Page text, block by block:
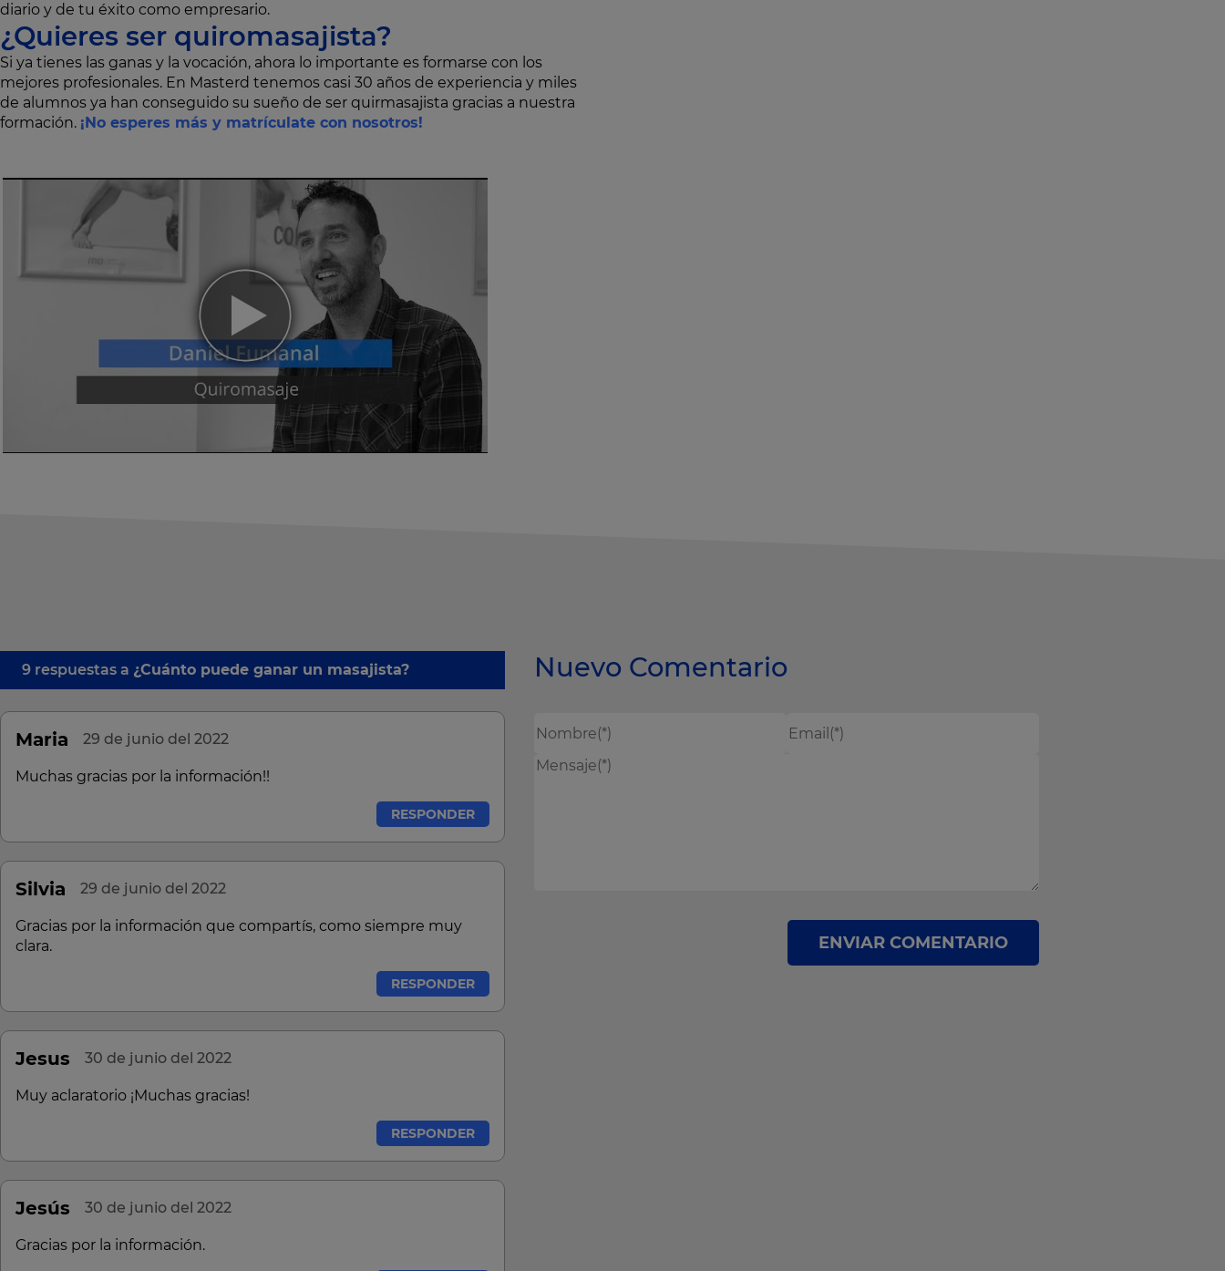
diario y de tu éxito como empresario.
¿Quieres ser quiromasajista?
Si ya tienes las ganas y la vocación, ahora lo importante es formarse con los
mejores profesionales. En Masterd tenemos casi 30 años de experiencia y miles
de alumnos ya han conseguido su sueño de ser quirmasajista gracias a nuestra
formación. ¡No esperes más y matrículate con nosotros!
9 respuestas a ¿Cuánto puede ganar un masajista?
Maria 29 de junio del 2022
Muchas gracias por la información!!
RESPONDER
Silvia 29 de junio del 2022
Gracias por la información que compartís, como siempre muy
clara.
RESPONDER
Jesus 30 de junio del 2022
Muy aclaratorio ¡Muchas gracias!
RESPONDER
Jesús 30 de junio del 2022
Gracias por la información.
Nuevo Comentario
ENVIAR COMENTARIO